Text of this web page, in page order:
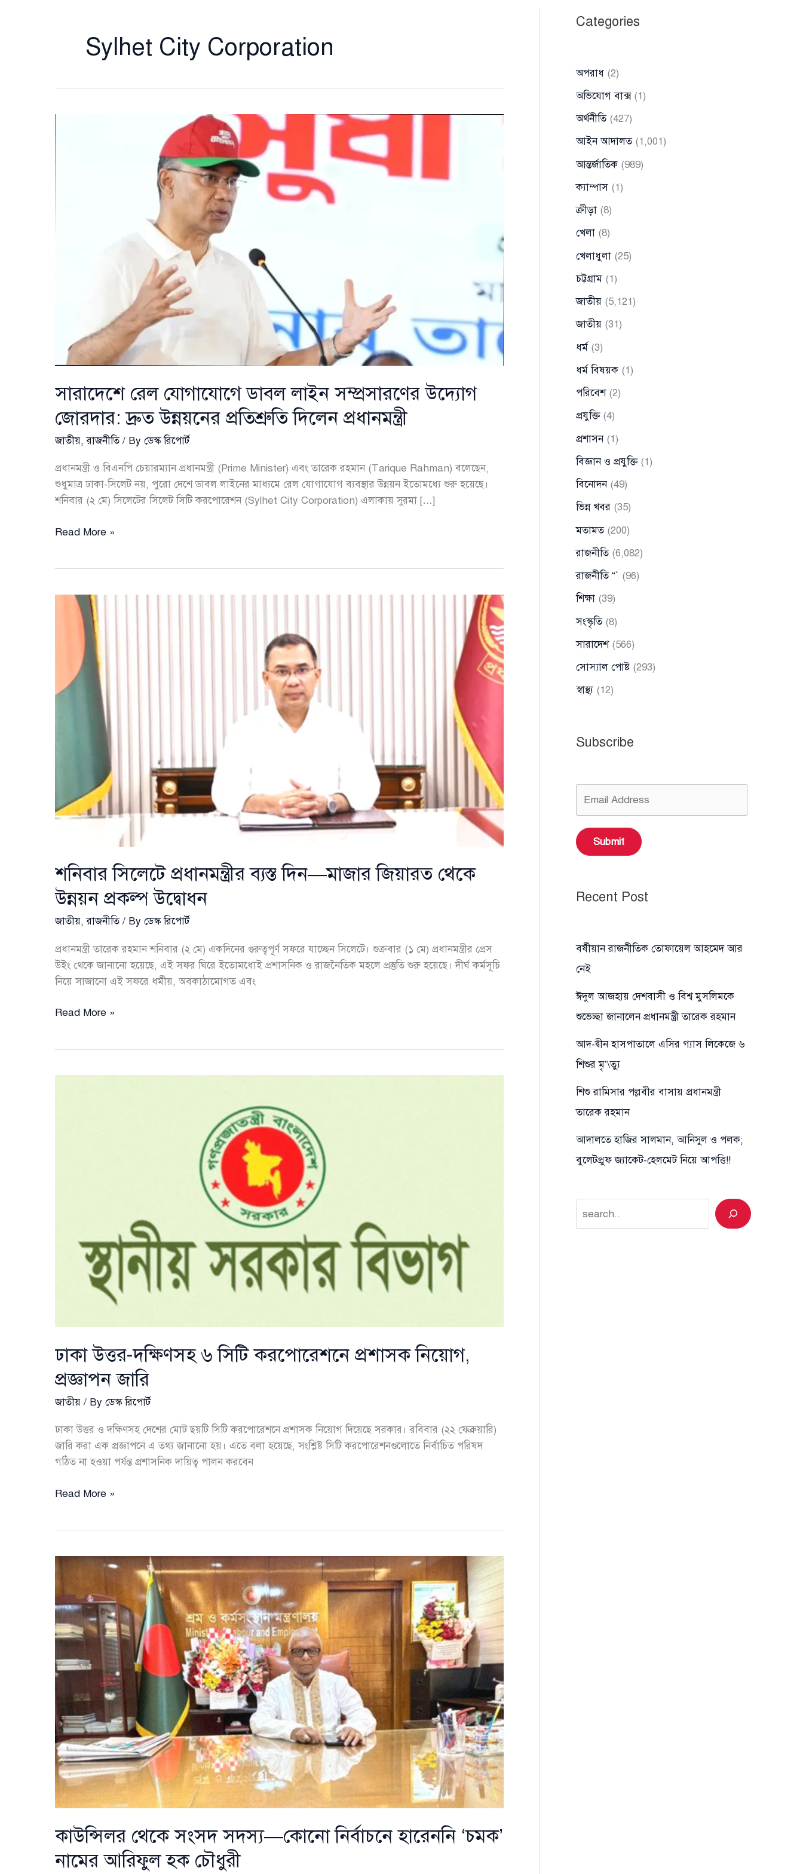
Sylhet City Corporation
সারাদেশে রেল যোগাযোগে ডাবল লাইন সম্প্রসারণের উদ্যোগ
জোরদার: দ্রুত উন্নয়নের প্রতিশ্রুতি দিলেন প্রধানমন্ত্রী
জাতীয়,রাজনীতি/ By ডেস্ক রিপোর্ট
প্রধানমন্ত্রী ও বিএনপি চেয়ারম্যান প্রধানমন্ত্রী (Prime Minister) এবং তারেক রহমান (Tarique Rahman) বলেছেন,
শুধুমাত্র ঢাকা-সিলেট নয়, পুরো দেশে ডাবল লাইনের মাধ্যমে রেল যোগাযোগ ব্যবস্থার উন্নয়ন ইতোমধ্যে শুরু হয়েছে।
শনিবার (২ মে) সিলেটের সিলেট সিটি করপোরেশন (Sylhet City Corporation) এলাকায় সুরমা […]
সারাদেশে
লাইন
সম্প্রসারণের
উন্নয়নের
প্রতিশ্রুতি
Read More »
শনিবার সিলেটে প্রধানমন্ত্রীর ব্যস্ত দিন—মাজার জিয়ারত থেকে
উন্নয়ন প্রকল্প উদ্বোধন
জাতীয়,রাজনীতি/ By ডেস্ক রিপোর্ট
প্রধানমন্ত্রী তারেক রহমান শনিবার (২ মে) একদিনের গুরুত্বপূর্ণ সফরে যাচ্ছেন সিলেটে। শুক্রবার (১ মে) প্রধানমন্ত্রীর প্রেস
উইং থেকে জানানো হয়েছে, এই সফর ঘিরে ইতোমধ্যেই প্রশাসনিক ও রাজনৈতিক মহলে প্রস্তুতি শুরু হয়েছে। দীর্ঘ কর্মসূচি
নিয়ে সাজানো এই সফরে ধর্মীয়, অবকাঠামোগত এবং
শনিবার
দিন
Read More »
ঢাকা উত্তর-দক্ষিণসহ ৬ সিটি করপোরেশনে প্রশাসক নিয়োগ,
প্রজ্ঞাপন জারি
জাতীয় / By ডেস্ক রিপোর্ট
ঢাকা উত্তর ও দক্ষিণসহ দেশের মোট ছয়টি সিটি করপোরেশনে প্রশাসক নিয়োগ দিয়েছে সরকার। রবিবার (২২ ফেব্রুয়ারি)
জারি করা এক প্রজ্ঞাপনে এ তথ্য জানানো হয়। এতে বলা হয়েছে, সংশ্লিষ্ট সিটি করপোরেশনগুলোতে নির্বাচিত পরিষদ
গঠিত না হওয়া পর্যন্ত প্রশাসনিক দায়িত্ব পালন করবেন
ঢাকা
সিটি
করপোরেশনে
প্রশাসক
নিয়োগ,
প্রজ্ঞাপন
জারি
Read More »
কাউন্সিলর থেকে সংসদ সদস্য—কোনো নির্বাচনে হারেননি ‘চমক’
নামের আরিফুল হক চৌধুরী
Categories
অপরাধ (2)
অভিযোগ বাক্স(1)
অর্থনীতি(427)
আইন আদালত(1,001)
আন্তর্জাতিক (989)
ক্যাম্পাস (1)
ক্রীড়া (8)
খেলা (8)
খেলাধুলা (25)
চট্টগ্রাম (1)
জাতীয় (5,121)
জাতীয় (31)
ধর্ম (3)
ধর্ম বিষয়ক (1)
পরিবেশ(2)
প্রযুক্তি(4)
প্রশাসন(1)
বিজ্ঞান ও প্রযুক্তি(1)
বিনোদন(49)
ভিন্ন খবর (35)
মতামত(200)
রাজনীতি(6,082)
রাজনীতি “` (96)
শিক্ষা (39)
সংস্কৃতি(8)
সারাদেশ(566)
সোস্যাল পোষ্ট (293)
স্বাস্থ্য (12)
Subscribe
Submit
Recent Post
বর্ষীয়ান রাজনীতিক তোফায়েল আহমেদ আর
নেই
ঈদুল আজহায় দেশবাসী ও বিশ্ব মুসলিমকে
শুভেচ্ছা জানালেন প্রধানমন্ত্রী তারেক রহমান
আদ-দ্বীন হাসপাতালে এসির গ্যাস লিকেজে ৬
শিশুর মৃ’\ত্যু
শিশু রামিসার পল্লবীর বাসায় প্রধানমন্ত্রী
তারেক রহমান
আদালতে হাজির সালমান, আনিসুল ও পলক;
বুলেটপ্রুফ জ্যাকেট-হেলমেট নিয়ে আপত্তি!!